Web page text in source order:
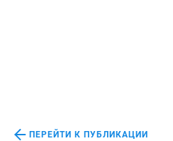
ПЕРЕЙТИ К ПУБЛИКАЦИИ